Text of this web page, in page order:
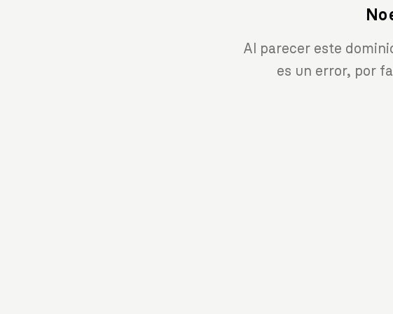
No
Al parecer este
es un error, por